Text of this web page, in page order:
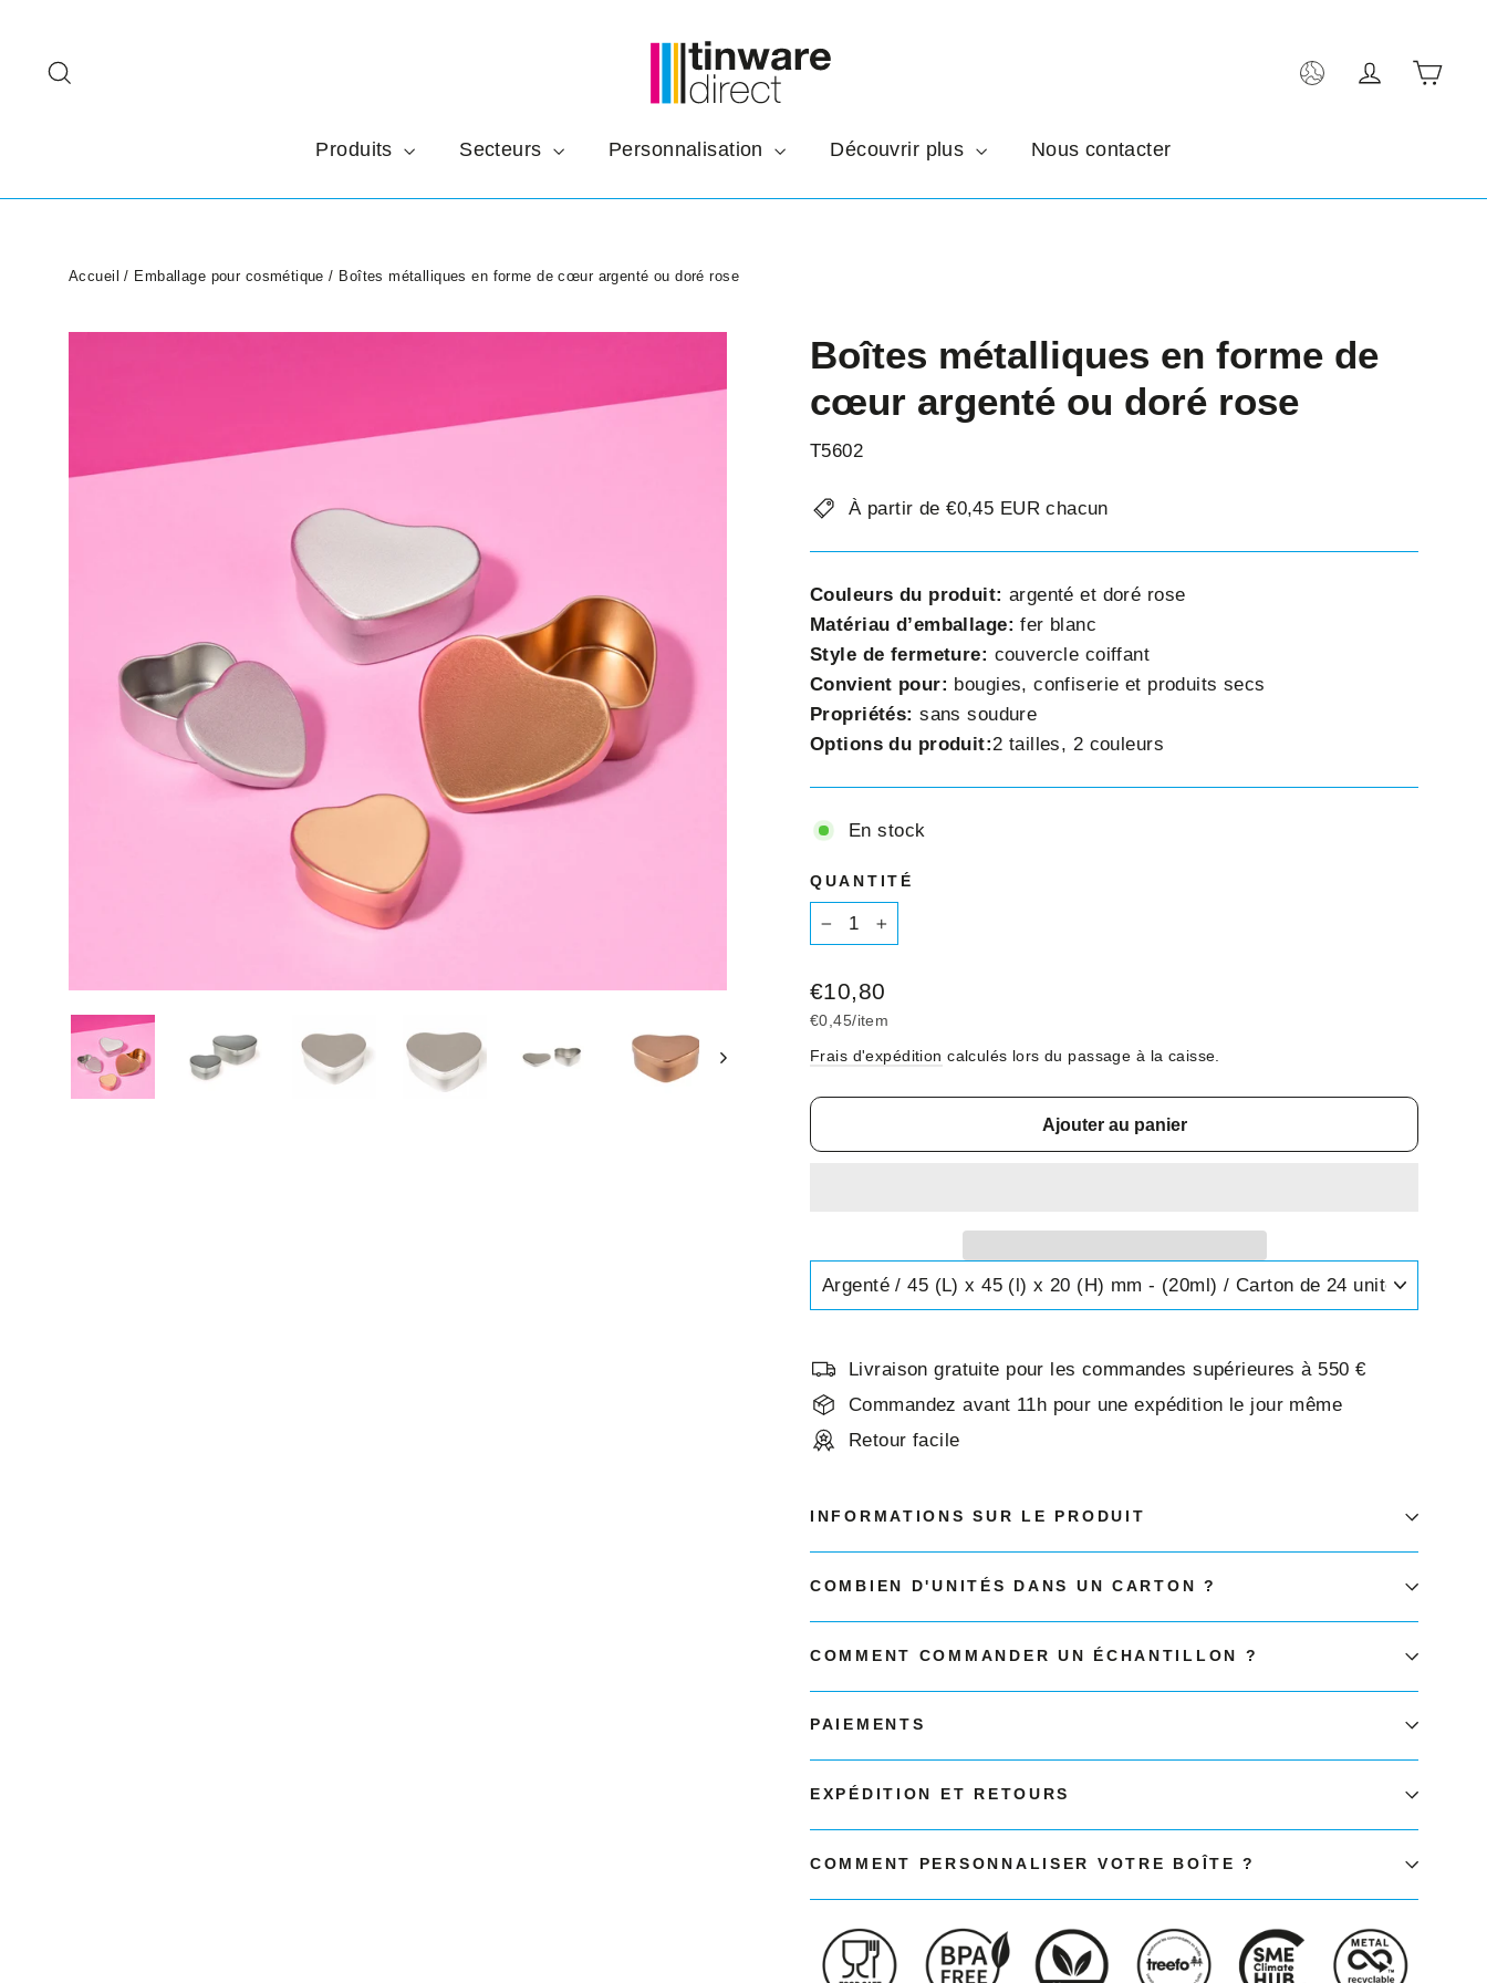
□
contenu
Se
Produits Secteurs Personnalisation Découvrir plus Nous contacter
Accueil / Emballage pour cosmétique / Boîtes métalliques en forme de cœur argenté ou doré rose
Boîtes métalliques en forme de
cœur argenté ou doré rose
T5602
À partir de €0,45 EUR chacun
Couleurs du produit: argenté et doré rose
Matériau d’emballage: fer blanc
Style de fermeture: couvercle coiffant
Convient pour: bougies, confiserie et produits secs
Propriétés:sans soudure
Options du produit:2 tailles, 2 couleurs
En stock
QUANTITÉ
Prix
régulier
€10,80
€0,45/item
Frais d'expédition calculés lors du passage à la caisse.
Ajouter au panier
Livraison gratuite pour les commandes supérieures à 550 €
Commandez avant 11h pour une expédition le jour même
Retour facile
INFORMATIONS SUR LE PRODUIT
COMBIEN D'UNITÉS DANS UN CARTON ?
COMMENT COMMANDER UN ÉCHANTILLON ?
PAIEMENTS
EXPÉDITION ET RETOURS
COMMENT PERSONNALISER VOTRE BOÎTE ?